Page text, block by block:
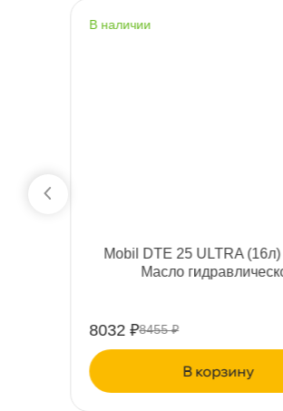
наличии
Mobil DTE 25 ULTRA (16л)
Масло гидравлическое
8032 ₽8455 ₽
корзину